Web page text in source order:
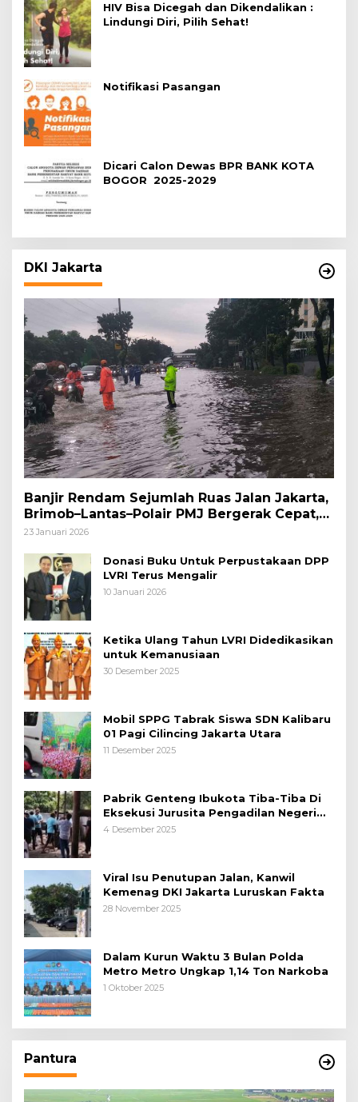
HIV Bisa Dicegah dan Dikendalikan :
Lindungi Diri, Pilih Sehat!
Notifikasi Pasangan
Dicari Calon Dewas BPR BANK KOTA
BOGOR 2025-2029
DKI Jakarta
Banjir Rendam Sejumlah Ruas Jalan Jakarta,
Brimob–Lantas–Polair PMJ Bergerak Cepat,
Polri Siagakan 128.247 Personel Secara
23 Januari 2026
Donasi Buku Untuk Perpustakaan DPP
LVRI Terus Mengalir
10 Januari 2026
Ketika Ulang Tahun LVRI Didedikasikan
untuk Kemanusiaan
30 Desember 2025
Mobil SPPG Tabrak Siswa SDN Kalibaru
01 Pagi Cilincing Jakarta Utara
11 Desember 2025
Pabrik Genteng Ibukota Tiba-Tiba Di
Eksekusi Jurusita Pengadilan Negeri
Tangerang, Diduga Cacat Hukum Sejak
4 Desember 2025
Viral Isu Penutupan Jalan, Kanwil
Kemenag DKI Jakarta Luruskan Fakta
28 November 2025
Dalam Kurun Waktu 3 Bulan Polda
Metro Metro Ungkap 1,14 Ton Narkoba
1 Oktober 2025
Pantura